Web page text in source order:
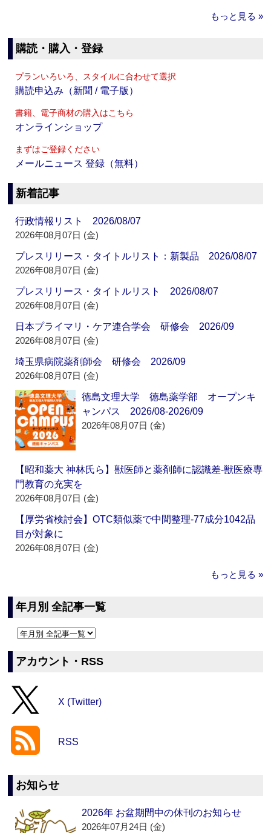
もっと見る »
購読・購入・登録
プランいろいろ、スタイルに合わせて選択
購読申込み（新聞 / 電子版）
書籍、電子商材の購入はこちら
オンラインショップ
まずはご登録ください
メールニュース 登録（無料）
新着記事
行政情報リスト 2026/08/07
2026年08月07日 (金)
プレスリリース・タイトルリスト：新製品 2026/08/07
2026年08月07日 (金)
プレスリリース・タイトルリスト 2026/08/07
2026年08月07日 (金)
日本プライマリ・ケア連合学会 研修会 2026/09
2026年08月07日 (金)
埼玉県病院薬剤師会 研修会 2026/09
2026年08月07日 (金)
徳島文理大学 徳島薬学部 オープンキ
ャンパス 2026/08-2026/09
2026年08月07日 (金)
【昭和薬大 神林氏ら】獣医師と薬剤師に認識差‐獣医療専
門教育の充実を
2026年08月07日 (金)
【厚労省検討会】OTC類似薬で中間整理‐77成分1042品
目が対象に
2026年08月07日 (金)
もっと見る »
年月別 全記事一覧
アカウント・RSS
X (Twitter)
RSS
お知らせ
2026年 お盆期間中の休刊のお知らせ
2026年07月24日 (金)